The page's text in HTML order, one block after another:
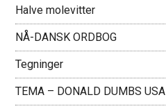
Halve molevitter
NÅ-DANSK ORDBOG
Tegninger
TEMA – DONALD DUMBS USA